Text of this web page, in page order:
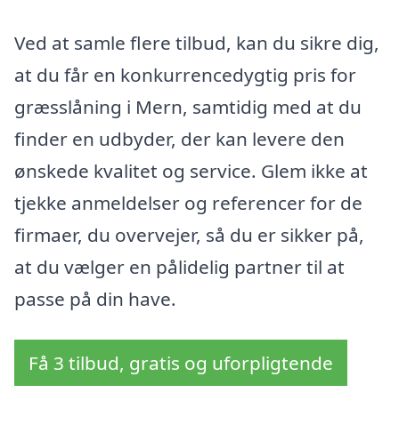
Ved at samle flere tilbud, kan du sikre dig,
at du får en konkurrencedygtig pris for
græsslåning i Mern, samtidig med at du
finder en udbyder, der kan levere den
ønskede kvalitet og service. Glem ikke at
tjekke anmeldelser og referencer for de
firmaer, du overvejer, så du er sikker på,
at du vælger en pålidelig partner til at
passe på din have.
Få 3 tilbud, gratis og uforpligtende